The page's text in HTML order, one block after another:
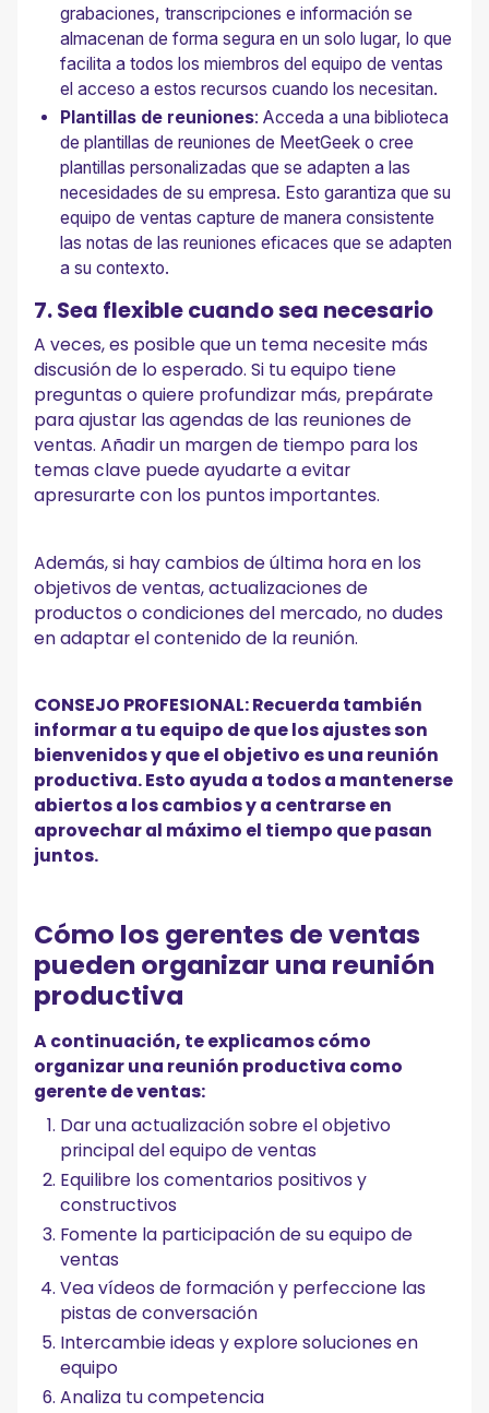
grabaciones, transcripciones e información se
almacenan de forma segura en un solo lugar, lo que
facilita a todos los miembros del equipo de ventas
el acceso a estos recursos cuando los necesitan.
Plantillas de reuniones: Acceda a una biblioteca
de plantillas de reuniones de MeetGeek o cree
plantillas personalizadas que se adapten a las
necesidades de su empresa. Esto garantiza que su
equipo de ventas capture de manera consistente
las notas de las reuniones eficaces que se adapten
a su contexto.
7. Sea flexible cuando sea necesario
A veces, es posible que un tema necesite más
discusión de lo esperado. Si tu equipo tiene
preguntas o quiere profundizar más, prepárate
para ajustar las agendas de las reuniones de
ventas. Añadir un margen de tiempo para los
temas clave puede ayudarte a evitar
apresurarte con los puntos importantes.
Además, si hay cambios de última hora en los
objetivos de ventas, actualizaciones de
productos o condiciones del mercado, no dudes
en adaptar el contenido de la reunión.
CONSEJO PROFESIONAL: Recuerda también
informar a tu equipo de que los ajustes son
bienvenidos y que el objetivo es una reunión
productiva. Esto ayuda a todos a mantenerse
abiertos a los cambios y a centrarse en
aprovechar al máximo el tiempo que pasan
juntos.
Cómo los gerentes de ventas
pueden organizar una reunión
productiva
A continuación, te explicamos cómo
organizar una reunión productiva como
gerente de ventas:
Dar una actualización sobre el objetivo
principal del equipo de ventas
Equilibre los comentarios positivos y
constructivos
Fomente la participación de su equipo de
ventas
Vea vídeos de formación y perfeccione las
pistas de conversación
Intercambie ideas y explore soluciones en
equipo
Analiza tu competencia